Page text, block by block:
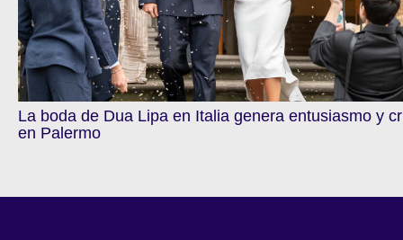
La boda de Dua Lipa en Italia genera entusiasmo y
en Palermo